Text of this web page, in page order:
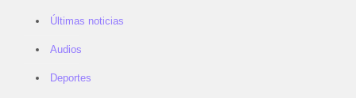
Últimas noticias
Audios
Deportes